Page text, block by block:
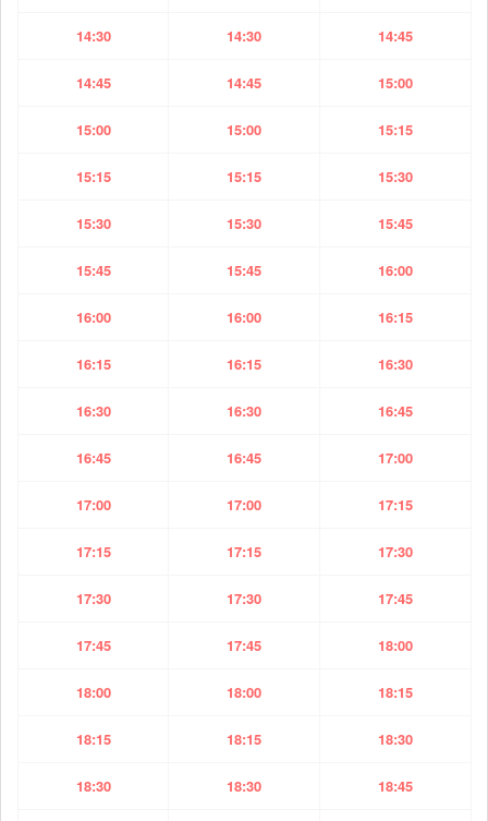
14:30 14:30 14:45
14:45 14:45 15:00
15:00 15:00 15:15
15:15 15:15 15:30
15:30 15:30 15:45
15:45 15:45 16:00
16:00 16:00 16:15
16:15 16:15 16:30
16:30 16:30 16:45
16:45 16:45 17:00
17:00 17:00 17:15
17:15 17:15 17:30
17:30 17:30 17:45
17:45 17:45 18:00
18:00 18:00 18:15
18:15 18:15 18:30
18:30 18:30 18:45